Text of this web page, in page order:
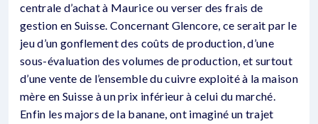
centrale d’achat à Maurice ou verser des frais de
gestion en Suisse. Concernant Glencore, ce serait par le
jeu d’un gonflement des coûts de production, d’une
sous-évaluation des volumes de production, et surtout
d’une vente de l’ensemble du cuivre exploité à la maison
mère en Suisse à un prix inférieur à celui du marché.
Enfin les majors de la banane, ont imaginé un trajet